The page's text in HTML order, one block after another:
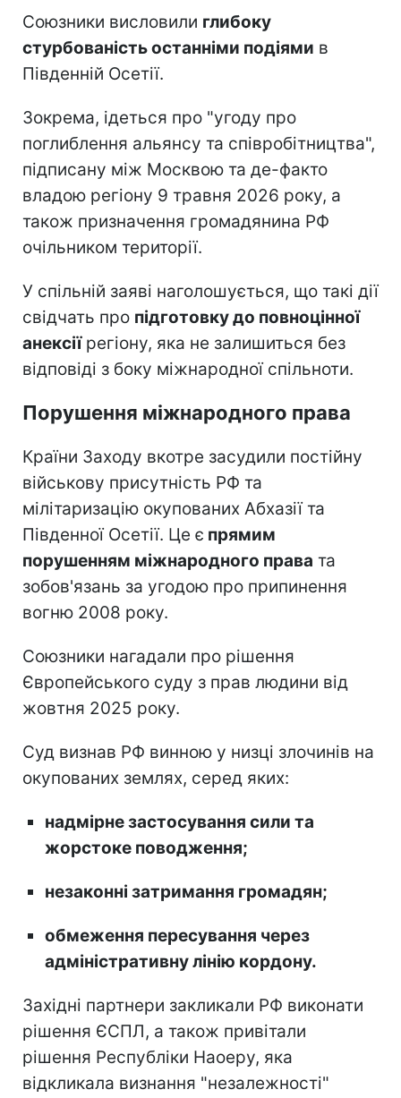
Союзники висловили глибоку
стурбованість останніми подіями в
Південній Осетії.
Зокрема, ідеться про "угоду про
поглиблення альянсу та співробітництва",
підписану між Москвою та де-факто
владою регіону 9 травня 2026 року, а
також призначення громадянина РФ
очільником території.
У спільній заяві наголошується, що такі дії
свідчать про підготовку до повноцінної
анексіїрегіону, яка не залишиться без
відповіді з боку міжнародної спільноти.
Порушення міжнародного права
Країни Заходу вкотре засудили постійну
військову присутність РФ та
мілітаризацію окупованих Абхазії та
Південної Осетії. Це є прямим
порушенням міжнародного права та
зобов'язань за угодою про припинення
вогню 2008 року.
Союзники нагадали про рішення
Європейського суду з прав людини від
жовтня 2025 року.
Суд визнав РФ винною у низці злочинів на
окупованих землях, серед яких:
надмірне застосування сили та
жорстоке поводження;
незаконні затримання громадян;
обмеження пересування через
адміністративну лінію кордону.
Західні партнери закликали РФ виконати
рішення ЄСПЛ, а також привітали
рішення Республіки Наоеру, яка
відкликала визнання "незалежності"